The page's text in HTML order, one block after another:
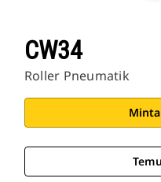
CW34
Roller Pneumatik